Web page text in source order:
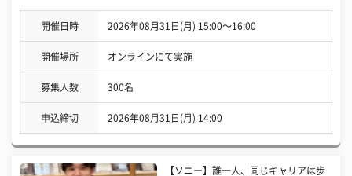
開催日時 2026年08月31日(月) 15:00〜16:00
開催場所 オンラインにて実施
募集人数 300名
申込締切 2026年08月31日(月) 14:00
【ソニー】誰一人、同じキャリアは歩